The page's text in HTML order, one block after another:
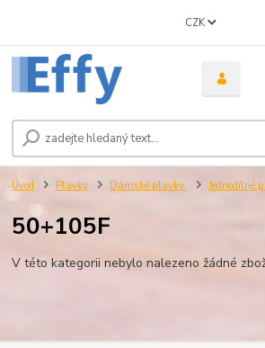
CZK
Úvod Plavky Dámské plavky Jednodílné
50+105F
V této kategorii nebylo nalezeno žádné